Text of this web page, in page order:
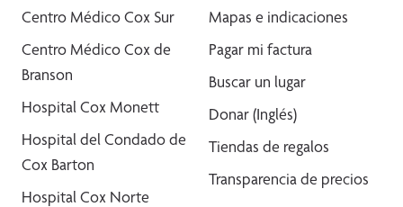
Centro Médico Cox Sur
Centro Médico Cox de
Branson
Hospital Cox Monett
Hospital del Condado de
Cox Barton
Hospital Cox Norte
Mapas e indicaciones
Pagar mi factura
Buscar un lugar
Donar (Inglés)
Tiendas de regalos
Transparencia de precios